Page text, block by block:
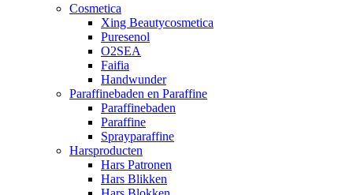
Cosmetica
Xing Beautycosmetica
Puresenol
O2SEA
Faifia
Handwunder
Paraffinebaden en Paraffine
Paraffinebaden
Paraffine
Sprayparaffine
Harsproducten
Hars Patronen
Hars Blikken